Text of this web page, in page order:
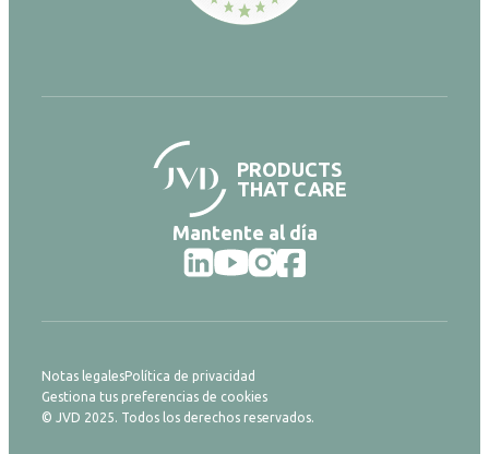
PRODUCTS
THAT CARE
Mantente al día
Notas legalesPolítica de privacidad
Gestiona tus preferencias de cookies
© JVD 2025. Todos los derechos reservados.